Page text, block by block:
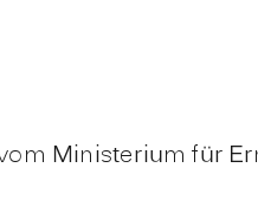
Ministerium für